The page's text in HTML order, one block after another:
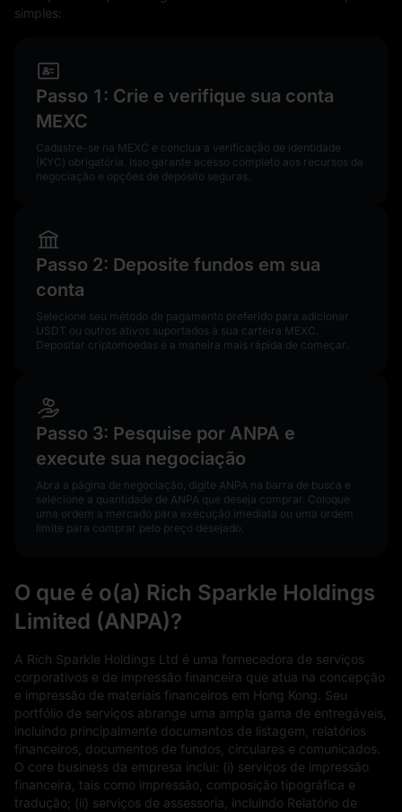
simples:
Passo 1: Crie e verifique sua conta
MEXC
Cadastre-se na MEXC e conclua a verificação de identidade
(KYC) obrigatória. Isso garante acesso completo aos recursos de
negociação e opções de depósito seguras.
Passo 2: Deposite fundos em sua
conta
Selecione seu método de pagamento preferido para adicionar
USDT ou outros ativos suportados à sua carteira MEXC.
Depositar criptomoedas é a maneira mais rápida de começar.
Passo 3: Pesquise por ANPA e
execute sua negociação
Abra a página de negociação, digite ANPA na barra de busca e
selecione a quantidade de ANPA que deseja comprar. Coloque
uma ordem a mercado para execução imediata ou uma ordem
limite para comprar pelo preço desejado.
O que é o(a) Rich Sparkle Holdings
Limited (ANPA)?
A Rich Sparkle Holdings Ltd é uma fornecedora de serviços
corporativos e de impressão financeira que atua na concepção
e impressão de materiais financeiros em Hong Kong. Seu
portfólio de serviços abrange uma ampla gama de entregáveis,
incluindo principalmente documentos de listagem, relatórios
financeiros, documentos de fundos, circulares e comunicados.
O core business da empresa inclui: (i) serviços de impressão
financeira, tais como impressão, composição tipográfica e
tradução; (ii) serviços de assessoria, incluindo Relatório de